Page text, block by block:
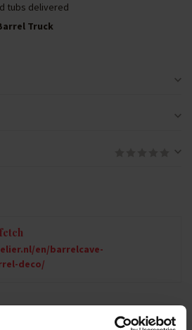
tubs delivered
Truck
en/barrelcave-
deco/